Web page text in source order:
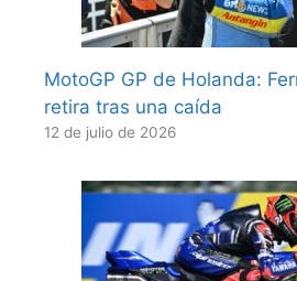
MotoGP GP de Holanda:
retira tras una caída
12 de julio de 2026